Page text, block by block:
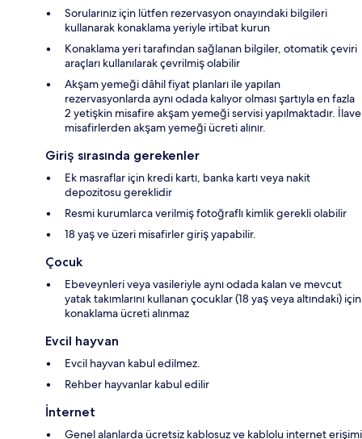
Sorularınız için lütfen rezervasyon onayındaki bilgileri
kullanarak konaklama yeriyle irtibat kurun
Konaklama yeri tarafından sağlanan bilgiler, otomatik çeviri
araçları kullanılarak çevrilmiş olabilir
Akşam yemeği dâhil fiyat planları ile yapılan
rezervasyonlarda aynı odada kalıyor olması şartıyla en fazla
2 yetişkin misafire akşam yemeği servisi yapılmaktadır. İlave
misafirlerden akşam yemeği ücreti alınır.
Giriş sırasında gerekenler
Ek masraflar için kredi kartı, banka kartı veya nakit
depozitosu gereklidir
Resmi kurumlarca verilmiş fotoğraflı kimlik gerekli olabilir
18 yaş ve üzeri misafirler giriş yapabilir.
Çocuk
Ebeveynleri veya vasileriyle aynı odada kalan ve mevcut
yatak takımlarını kullanan çocuklar (18 yaş veya altındaki) için
konaklama ücreti alınmaz
Evcil hayvan
Evcil hayvan kabul edilmez.
Rehber hayvanlar kabul edilir
İnternet
Genel alanlarda ücretsiz kablosuz ve kablolu internet erişimi